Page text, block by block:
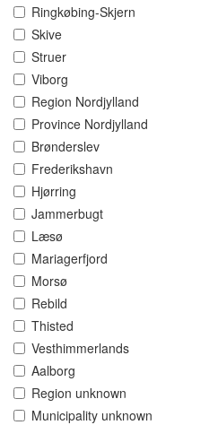
Ringkøbing-Skjern
Skive
Struer
Viborg
Region Nordjylland
Province Nordjylland
Brønderslev
Frederikshavn
Hjørring
Jammerbugt
Læsø
Mariagerfjord
Morsø
Rebild
Thisted
Vesthimmerlands
Aalborg
Region unknown
Municipality unknown